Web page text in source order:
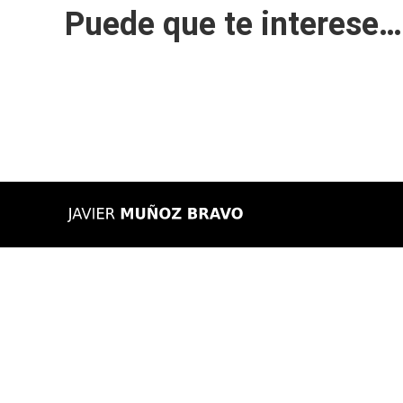
Puede que te interese…